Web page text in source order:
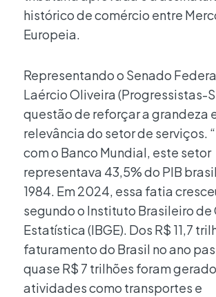
histórico de comércio entre
Europeia.
Representando o Senado
Laércio Oliveira (Progressistas-
questão de reforçar a grandeza
relevância do setor de serviços.
com o Banco Mundial, este setor
representava 43,5% do PIB
1984. Em 2024, essa fatia
segundo o Instituto Brasileiro de
Estatística (IBGE). Dos R$ 11,7
faturamento do Brasil no ano
quase R$ 7 trilhões foram
atividades como transportes e